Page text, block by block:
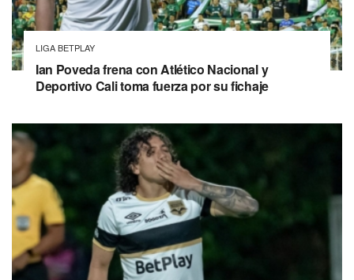
LIGA BETPLAY
Ian Poveda frena con Atlético Nacional y
Deportivo Cali toma fuerza por su fichaje